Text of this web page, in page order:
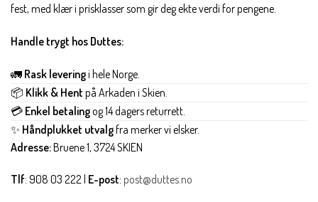
fest, med klær i prisklasser som gir deg ekte verdi for pengene.
Handle trygt hos Duttes:
🚛 Rask leveringi hele Norge.
📦 Klikk & Hent på Arkaden i Skien.
💳 Enkel betalingog 14 dagers returrett.
✨ Håndplukket utvalgfra merker vi elsker.
Adresse:Bruene 1, 3724 SKIEN
Tlf: 908 03 222 | E-post: post@duttes.no